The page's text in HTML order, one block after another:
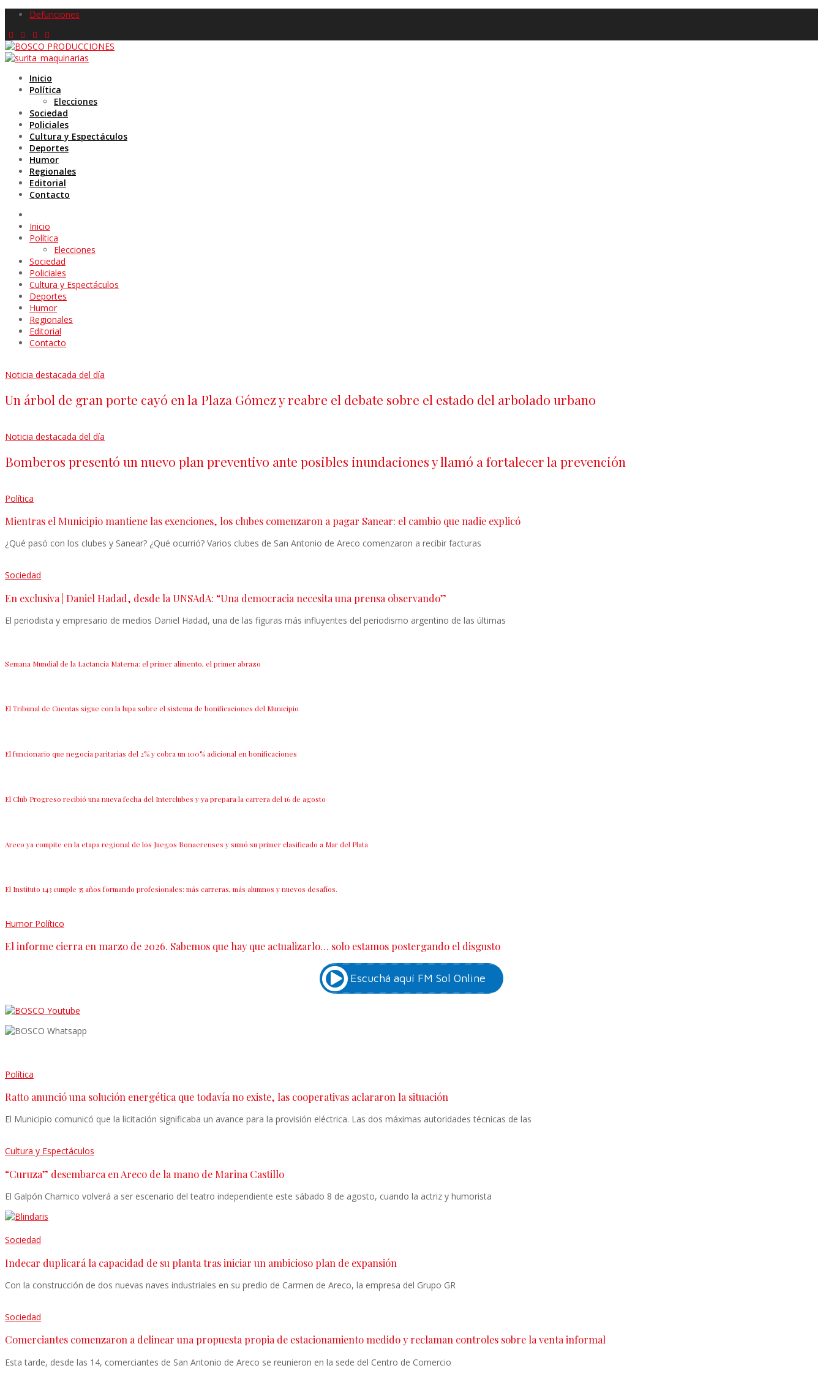
Defunciones
Inicio
Política
Elecciones
Sociedad
Policiales
Cultura y Espectáculos
Deportes
Humor
Regionales
Editorial
Contacto
Inicio
Política
Elecciones
Sociedad
Policiales
Cultura y Espectáculos
Deportes
Humor
Regionales
Editorial
Contacto
Noticia destacada del día
Un árbol de gran porte cayó en la Plaza Gómez y reabre el debate sobre el estado del arbolado urbano
Noticia destacada del día
Bomberos presentó un nuevo plan preventivo ante posibles inundaciones y llamó a fortalecer la prevención
Política
Mientras el Municipio mantiene las exenciones, los clubes comenzaron a pagar Sanear: el cambio que nadie explicó
¿Qué pasó con los clubes y Sanear? ¿Qué ocurrió? Varios clubes de San Antonio de Areco comenzaron a recibir facturas
Sociedad
En exclusiva | Daniel Hadad, desde la UNSAdA: “Una democracia necesita una prensa observando”
El periodista y empresario de medios Daniel Hadad, una de las figuras más influyentes del periodismo argentino de las últimas
Semana Mundial de la Lactancia Materna: el primer alimento, el primer abrazo
El Tribunal de Cuentas sigue con la lupa sobre el sistema de bonificaciones del Municipio
El funcionario que negocia paritarias del 2% y cobra un 100% adicional en bonificaciones
El Club Progreso recibió una nueva fecha del Interclubes y ya prepara la carrera del 16 de agosto
Areco ya compite en la etapa regional de los Juegos Bonaerenses y sumó su primer clasificado a Mar del Plata
El Instituto 143 cumple 35 años formando profesionales: más carreras, más alumnos y nuevos desafíos.
Humor Político
El informe cierra en marzo de 2026. Sabemos que hay que actualizarlo… solo estamos postergando el disgusto
Política
Ratto anunció una solución energética que todavía no existe, las cooperativas aclararon la situación
El Municipio comunicó que la licitación significaba un avance para la provisión eléctrica. Las dos máximas autoridades técnicas de las
Cultura y Espectáculos
“Curuza” desembarca en Areco de la mano de Marina Castillo
El Galpón Chamico volverá a ser escenario del teatro independiente este sábado 8 de agosto, cuando la actriz y humorista
Sociedad
Indecar duplicará la capacidad de su planta tras iniciar un ambicioso plan de expansión
Con la construcción de dos nuevas naves industriales en su predio de Carmen de Areco, la empresa del Grupo GR
Sociedad
Comerciantes comenzaron a delinear una propuesta propia de estacionamiento medido y reclaman controles sobre la venta informal
Esta tarde, desde las 14, comerciantes de San Antonio de Areco se reunieron en la sede del Centro de Comercio